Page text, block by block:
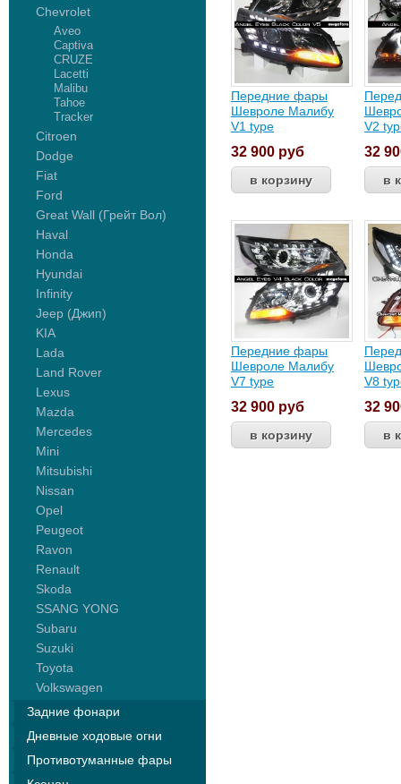
Chevrolet
Aveo
Captiva
CRUZE
Lacetti
Malibu
Tahoe
Tracker
Citroen
Dodge
Fiat
Ford
Great Wall (Грейт Вол)
Haval
Honda
Hyundai
Infinity
Jeep (Джип)
KIA
Lada
Land Rover
Lexus
Mazda
Mercedes
Mini
Mitsubishi
Nissan
Opel
Peugeot
Ravon
Renault
Skoda
SSANG YONG
Subaru
Suzuki
Toyota
Volkswagen
Задние фонари
Дневные ходовые огни
Противотуманные фары
Передние фары
Шевроле Малибу
V1 type
32 900 руб
V2
32
Передние фары
Шевроле Малибу
V7 type
32 900 руб
V8
32